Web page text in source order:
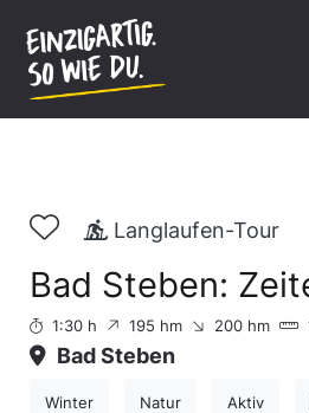
springen
Langlaufen-Tour
Bad Steben:
1:30 h 195 hm 200 hm
Bad Steben
Winter Natur Aktiv